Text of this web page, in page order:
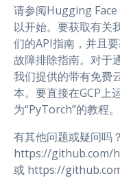
请参阅Hugging Face
以开始。要获取有关
们的API指南，并且
故障排除指南。对于
我们提供的带有免费
本。要直接在GCP上
为“PyTorch”的教程。
有其他问题或疑问吗
https://github.com/
或 https://